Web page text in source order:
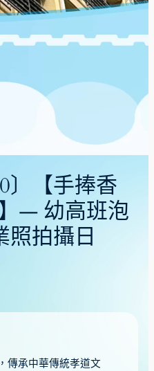
〕【手捧香
— 幼高班泡
照拍攝日
傳承中華傳統孝道文